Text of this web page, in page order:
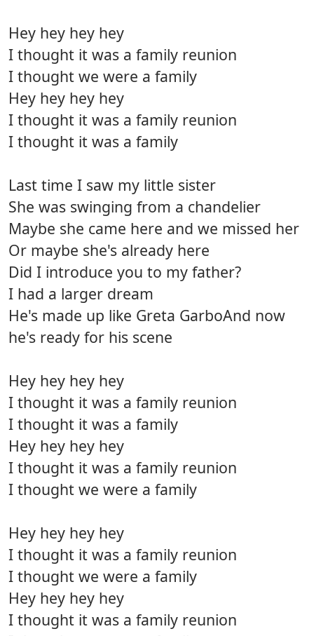
Hey hey hey hey
I thought it was a family reunion
I thought we were a family
Hey hey hey hey
I thought it was a family reunion
I thought it was a family
Last time I saw my little sister
She was swinging from a chandelier
Maybe she came here and we missed her
Or maybe she's already here
Did I introduce you to my father?
I had a larger dream
He's made up like Greta GarboAnd now
he's ready for his scene
Hey hey hey hey
I thought it was a family reunion
I thought it was a family
Hey hey hey hey
I thought it was a family reunion
I thought we were a family
Hey hey hey hey
I thought it was a family reunion
I thought we were a family
Hey hey hey hey
I thought it was a family reunion